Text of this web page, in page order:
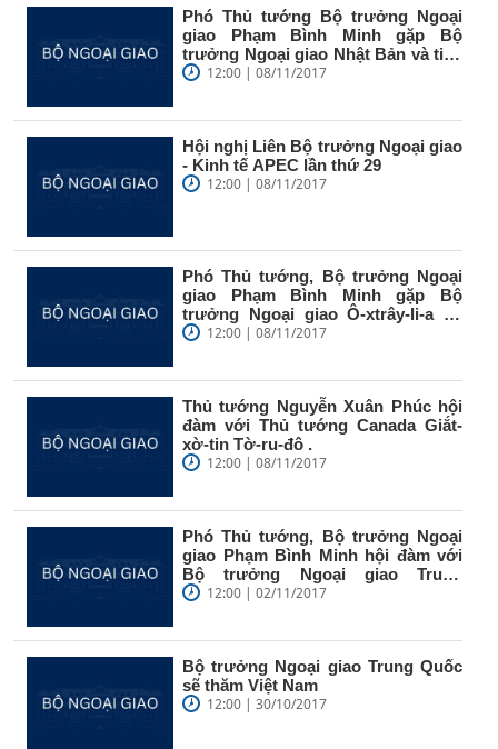
Phó Thủ tướng Bộ trưởng Ngoại
giao Phạm Bình Minh gặp Bộ
trưởng Ngoại giao Nhật Bản và tiếp
Giám...12:00 | 08/11/2017
Hội nghị Liên Bộ trưởng Ngoại giao
- Kinh tế APEC lần thứ 29
12:00 | 08/11/2017
Phó Thủ tướng, Bộ trưởng Ngoại
giao Phạm Bình Minh gặp Bộ
trưởng Ngoại giao Ô-xtrây-li-a tại
tuần...12:00 | 08/11/2017
Thủ tướng Nguyễn Xuân Phúc hội
đàm với Thủ tướng Canada Giắt-
xờ-tin Tờ-ru-đô .
12:00 | 08/11/2017
Phó Thủ tướng, Bộ trưởng Ngoại
giao Phạm Bình Minh hội đàm với
Bộ trưởng Ngoại giao Trung
Quốc...12:00 | 02/11/2017
Bộ trưởng Ngoại giao Trung Quốc
sẽ thăm Việt Nam
12:00 | 30/10/2017